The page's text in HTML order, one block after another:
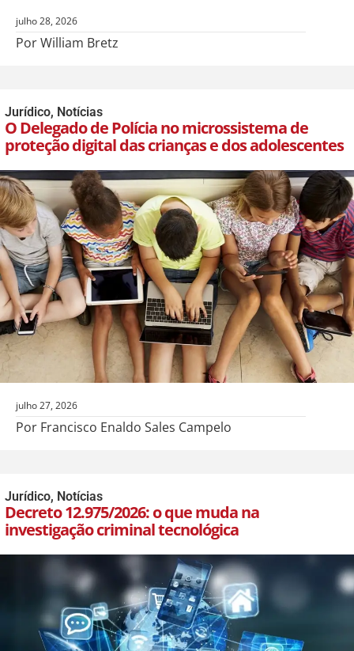
julho 28, 2026
Por William Bretz
Jurídico, Notícias
O Delegado de Polícia no microssistema de
proteção digital das crianças e dos adolescentes
julho 27, 2026
Por Francisco Enaldo Sales Campelo
Jurídico, Notícias
Decreto 12.975/2026: o que muda na
investigação criminal tecnológica